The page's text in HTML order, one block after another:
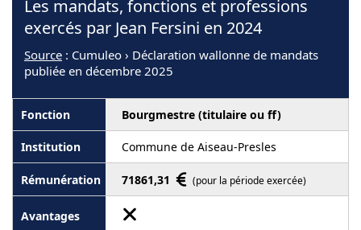
Les mandats, fonctions et professions
exercés par Jean Fersini en 2024
Source : Cumuleo › Déclaration wallonne de mandats
publiée en décembre 2025
Bourgmestre (titulaire ou ff)
Commune de Aiseau-Presles
71861,31 (pour la période exercée)